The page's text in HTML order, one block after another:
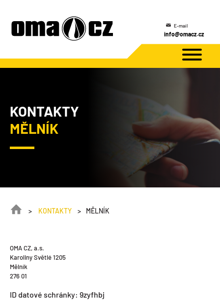
E-mail
info@omacz.cz
KONTAKTY
MĚLNÍK
KONTAKTY MĚLNÍK
OMA CZ, a.s.
Karoliny Světlé 1205
Mělník
276 01
ID datové schránky: 9zyfhbj